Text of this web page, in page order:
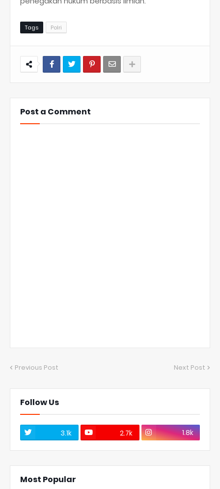
Tags Polri
Post a Comment
Previous Post Next Post
Follow Us
3.1k 2.7k 1.8k
Most Popular